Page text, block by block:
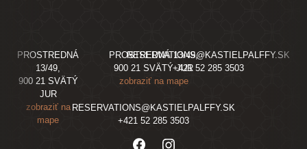
PROSTREDNÁ
13/49,
900 21 SVÄTÝ
JUR
zobraziť na
mape
RESERVATIONS@KASTIELPALFFY.SK
+421 52 285 3503
PROSTREDNÁ 13/49,
900 21 SVÄTÝ JUR
zobraziť na mape
RESERVATIONS@KASTIELPALFFY.SK
+421 52 285 3503